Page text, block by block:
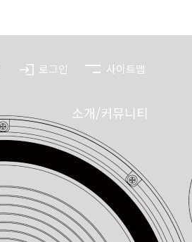
로그인 사이트맵
소개/커뮤니티